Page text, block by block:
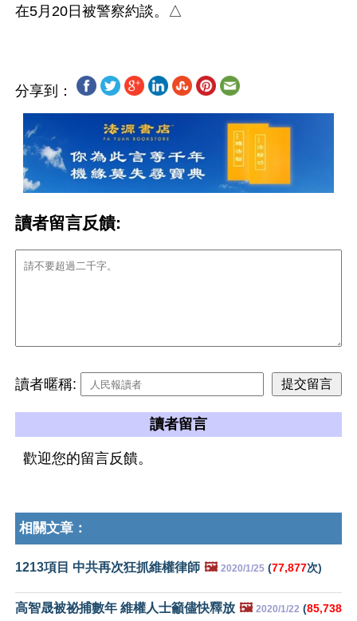
分享到：
讀者留言反饋:
讀者暱稱:
讀者留言
歡迎您的留言反饋。
相關文章：
1213項目 中共再次狂抓維權律師 🖼️ 2020/1/25 (77,877次)
高智晟被祕捕數年 維權人士籲儘快釋放 🖼️ 2020/1/22 (85,738